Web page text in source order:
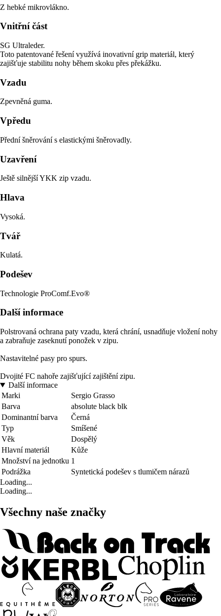
Z hebké mikrovlákno.
Vnitřní část
SG Ultraleder.
Toto patentované řešení využívá inovativní grip materiál, který
zajišťuje stabilitu nohy během skoku přes překážku.
Vzadu
Zpevněná guma.
Vpředu
Přední šněrování s elastickými šněrovadly.
Uzavření
Ještě silnější YKK zip vzadu.
Hlava
Vysoká.
Tvář
Kulatá.
Podešev
Technologie ProComf.Evo®
Další informace
Polstrovaná ochrana paty vzadu, která chrání, usnadňuje vložení nohy
a zabraňuje zaseknutí ponožek v zipu.
Nastavitelné pasy pro spurs.
Dvojité FC nahoře zajišťující zajištění zipu.
Další informace
Marki
Sergio Grasso
Barva
absolute black blk
Dominantní barva
Černá
Typ
Smíšené
Věk
Dospělý
Hlavní materiál
Kůže
Množství na jednotku 1
Podrážka
Syntetická podešev s tlumičem nárazů
Loading...
Loading...
Všechny naše značky